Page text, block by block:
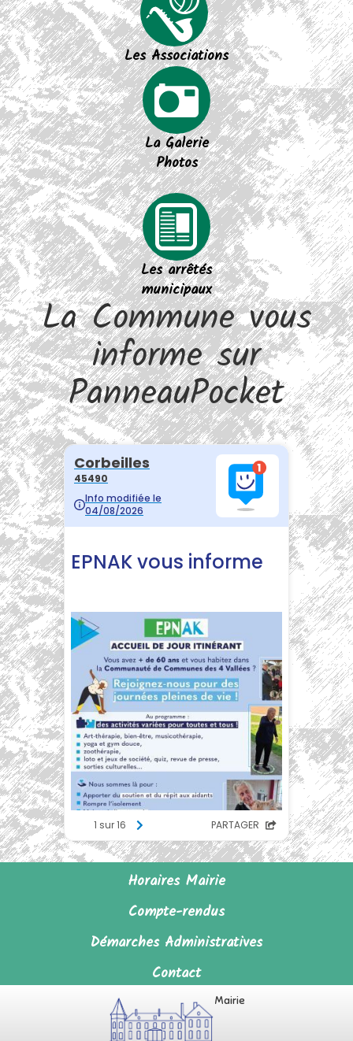
La Commune vous
informe sur
PanneauPocket
Les Associations
La Galerie
Photos
Les arrêtés
municipaux
Horaires Mairie
Compte-rendus
Démarches Administratives
Contact
Mairie